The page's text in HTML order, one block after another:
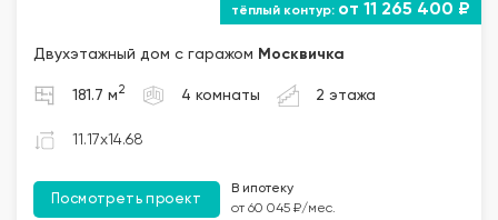
от 11 265 400 ₽
Двухэтажный дом с гаражом Москвичка
181.7 м 2 4 комнаты 2 этажа
11.17x14.68
Посмотреть проект
В ипотеку
от 60 045 ₽/мес.